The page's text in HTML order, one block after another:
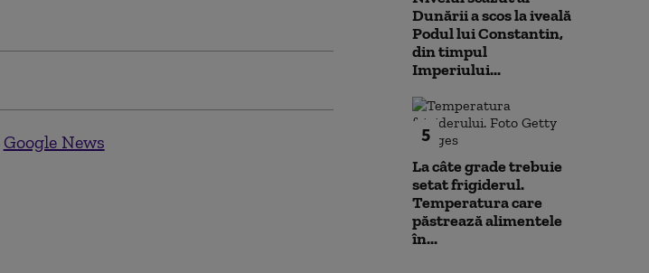
Google News
Dunării a scos la iveală
Podul lui Constantin,
din timpul
Imperiului...
5
La câte grade trebuie
setat frigiderul.
Temperatura care
păstrează alimentele
în...